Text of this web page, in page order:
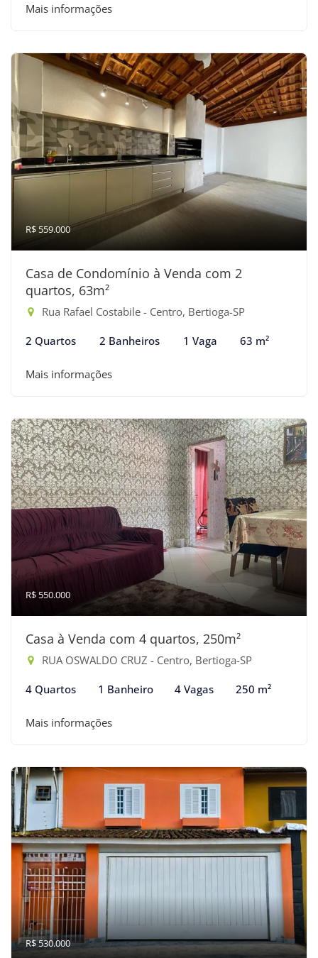
Mais informações
R$ 559.000
Casa de Condomínio à Venda com 2
quartos, 63m²
Rua Rafael Costabile - Centro, Bertioga-SP
2 Quartos 2 Banheiros 1 Vaga 63 m²
Mais informações
R$ 550.000
Casa à Venda com 4 quartos, 250m²
RUA OSWALDO CRUZ - Centro, Bertioga-SP
4 Quartos 1 Banheiro 4 Vagas 250 m²
Mais informações
R$ 530.000